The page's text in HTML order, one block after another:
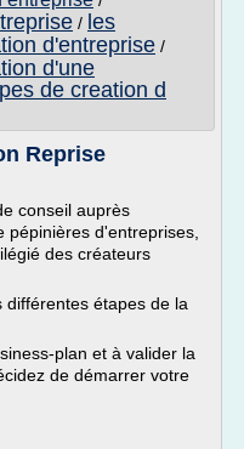
/ les
d'entreprise /
d'une
de creation d
Reprise
conseil auprès
d'entreprises,
des créateurs
différentes étapes de la
plan et à valider la
de démarrer votre